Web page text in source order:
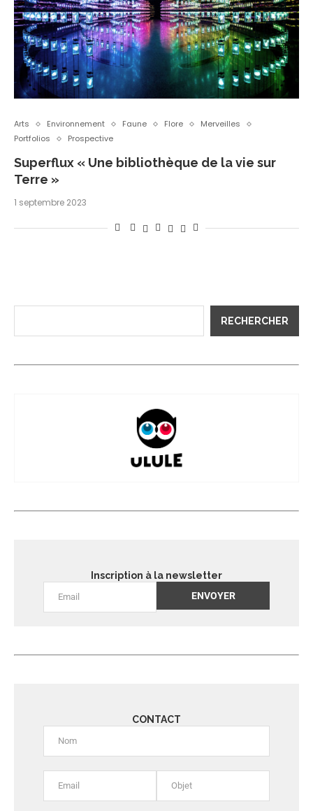
Arts Environnement Faune Flore
Merveilles
Portfolios
Prospective
Superflux « Une bibliothèque de la vie sur
Terre »
1 septembre 2023
RECHERCHER
Inscription à la newsletter
CONTACT